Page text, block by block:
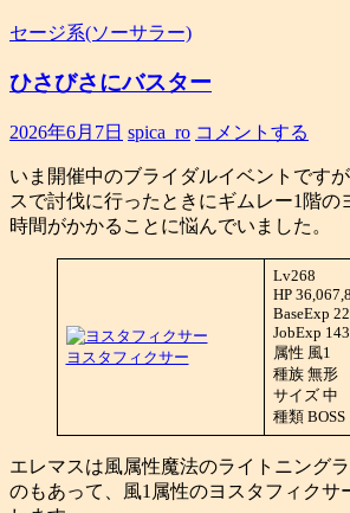
セージ系(ソーサラー)
ひさびさにバスター
2026年6月7日 spica_ro コメントする
いま開催中のブライダルイベントです
スで討伐に行ったときにギムレー1階の
時間がかかることに悩んでいました。
ヨスタフィクサー
Lv268
HP
BaseExp
JobExp
属性 風1
種族 無形
サイズ 中
種類 BOSS
エレマスは風属性魔法のライトニング
のもあって、風1属性のヨスタフィクサ